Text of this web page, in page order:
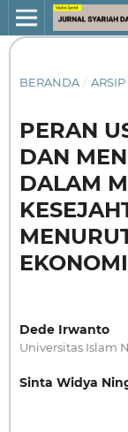
BERANDA / ARSIP
PERAN
DAN
DALAM
Dede Irwanto
Universitas Islam
Sinta Widya